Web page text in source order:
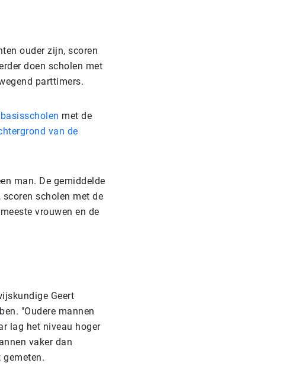
ouder zijn, scoren
doen scholen met
parttimers.
met de
van de
man. De gemiddelde
scholen met de
vrouwen en de
Geert
"Oudere mannen
lag het niveau hoger
vaker dan